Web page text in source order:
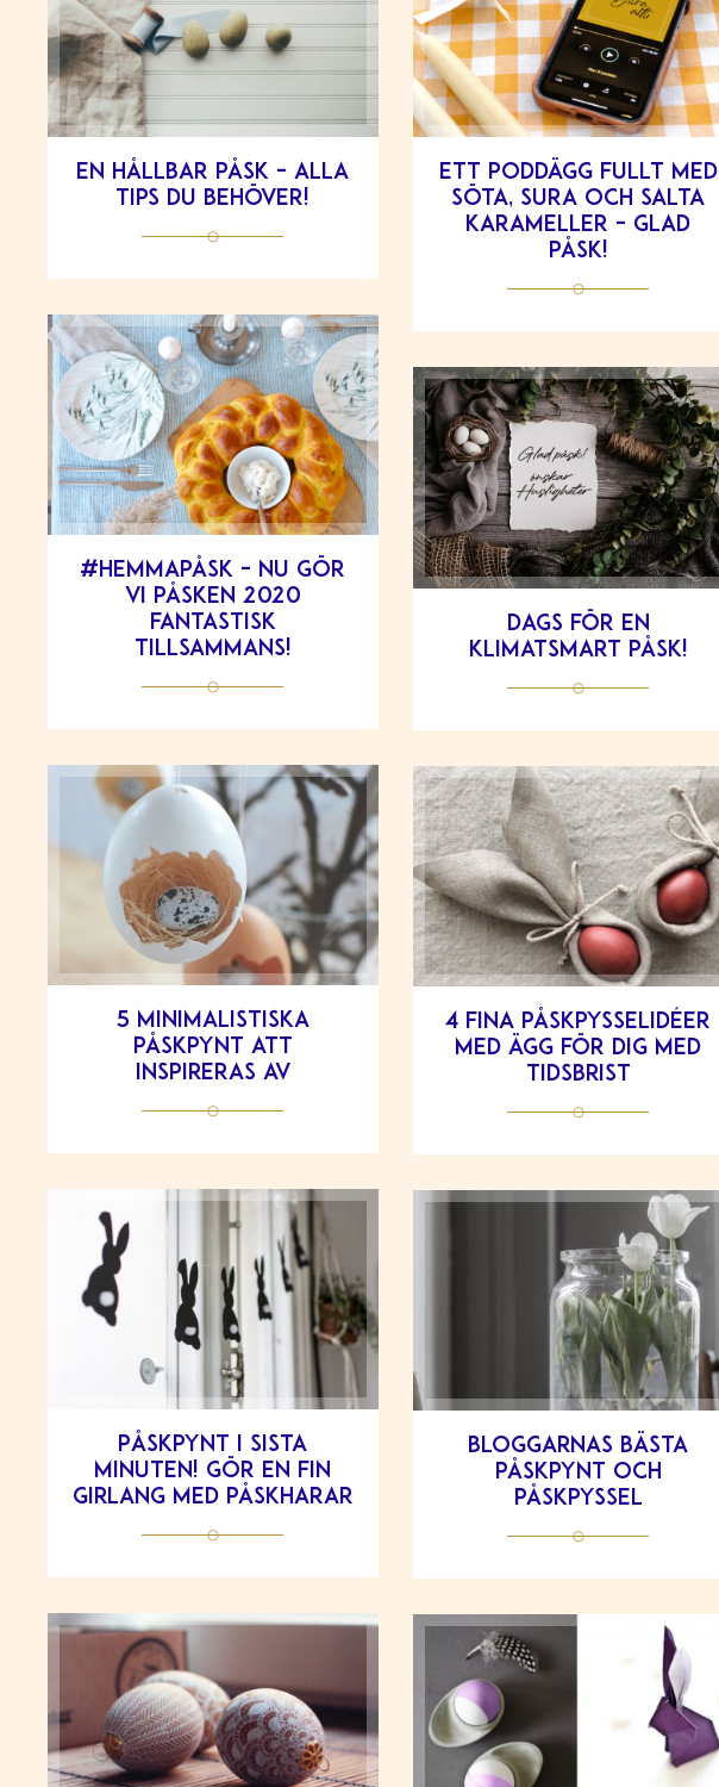
En hållbar påsk – alla
tips du behöver!
Ett poddägg fullt med
söta, sura och salta
karameller – glad
påsk!
#hemmapåsk – nu gör
vi påsken 2020
fantastisk
tillsammans!
Dags för en
klimatsmart påsk!
5 minimalistiska
påskpynt att
inspireras av
4 fina påskpysselidéer
med ägg för dig med
tidsbrist
Påskpynt i sista
minuten! Gör en fin
girlang med påskharar
Bloggarnas bästa
påskpynt och
påskpyssel